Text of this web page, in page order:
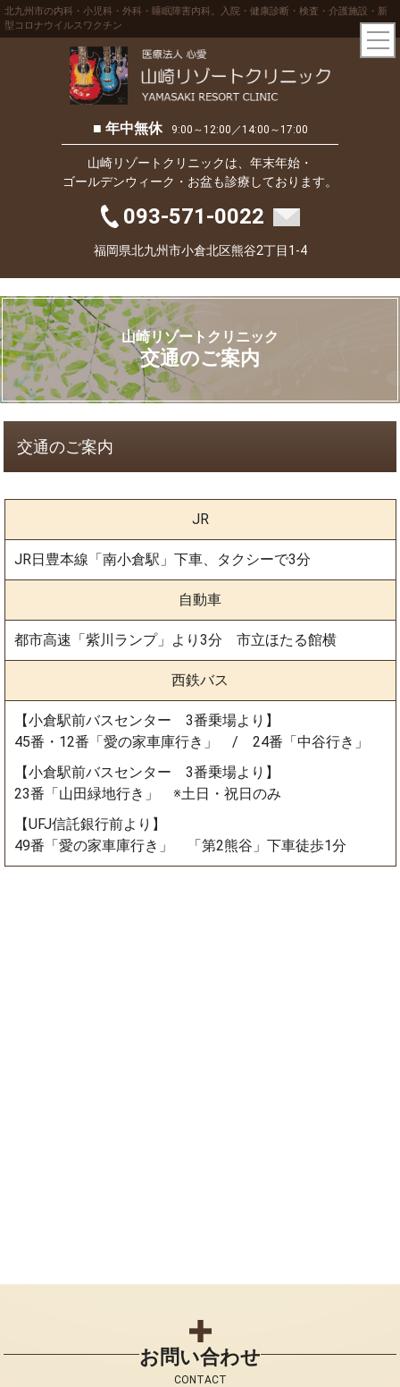
北九州市の内科・小児科・外科・睡眠障害内科。入院・健康診断・検査・介護施設・新
型コロナウイルスワクチン
■ 年中無休 9:00～12:00／14:00～17:00
山崎リゾートクリニックは、年末年始・
ゴールデンウィーク・お盆も診療しております。
093-571-0022
福岡県北九州市小倉北区熊谷2丁目1-4
山崎リゾートクリニック
交通のご案内
交通のご案内
JR
JR日豊本線「南小倉駅」下車、タクシーで3分
自動車
都市高速「紫川ランプ」より3分 市立ほたる館横
西鉄バス
【小倉駅前バスセンター 3番乗場より】
45番・12番「愛の家車庫行き」 / 24番「中谷行き」
【小倉駅前バスセンター 3番乗場より】
23番「山田緑地行き」 ※土日・祝日のみ
【UFJ信託銀行前より】
49番「愛の家車庫行き」 「第2熊谷」下車徒歩1分
お問い合わせ
CONTACT